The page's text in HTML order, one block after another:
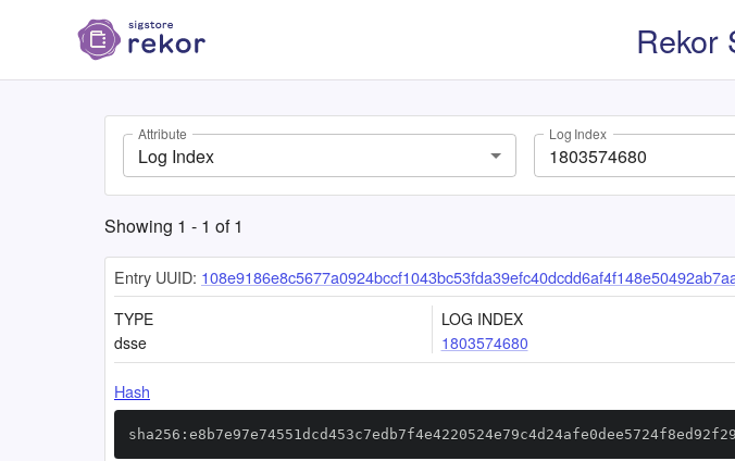
Rekor
Attribute
Log Index
Log Index
Showing 1 - 1 of1
Entry UUID:
TYPE
dsse
LOG INDEX
1803574680
Hash